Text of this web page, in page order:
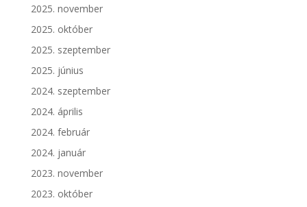
2025. november
2025. október
2025. szeptember
2025. június
2024. szeptember
2024. április
2024. február
2024. január
2023. november
2023. október